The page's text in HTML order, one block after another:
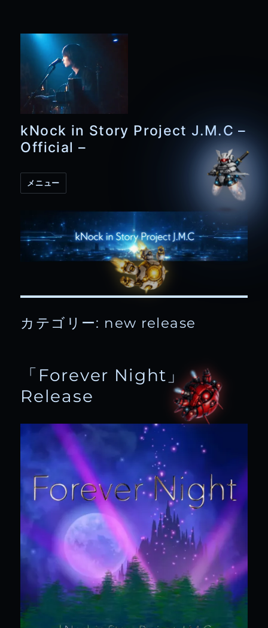
kNock in Story Project J.M.C –
Official –
メニュー
カテゴリー: new release
「Forever Night」
Release